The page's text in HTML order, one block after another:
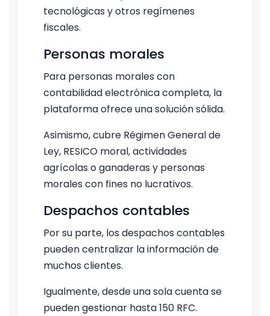
tecnológicas y otros regímenes
fiscales.
Personas morales
Para personas morales con
contabilidad electrónica completa, la
plataforma ofrece una solución sólida.
Asimismo, cubre Régimen General de
Ley, RESICO moral, actividades
agrícolas o ganaderas y personas
morales con fines no lucrativos.
Despachos contables
Por su parte, los despachos contables
pueden centralizar la información de
muchos clientes.
Igualmente, desde una sola cuenta se
pueden gestionar hasta 150 RFC.